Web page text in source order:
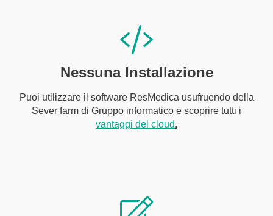
Nessuna Installazione
Puoi utilizzare il software ResMedica usufruendo della
Sever farm di Gruppo informatico e scoprire tutti i
vantaggi del cloud.